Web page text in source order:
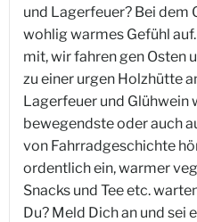
und Lagerfeuer? Bei dem
wohlig warmes Gefühl
mit, wir fahren gen Osten
zu einer urgen Holzhütte
Lagerfeuer und Glühwein
bewegendste oder auch
von Fahrradgeschichte
ordentlich ein, warmer
Snacks und Tee etc.
Du? Meld Dich an und sei